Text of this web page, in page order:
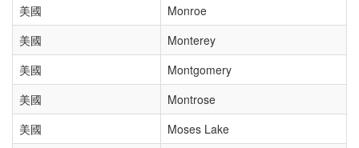
美國
Monroe
美國
Monterey
美國
Montgomery
美國
Montrose
美國
Moses Lake